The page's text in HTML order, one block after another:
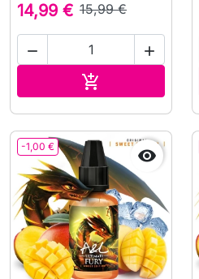
14,99 € 15,99 €
 

-1,00 € 